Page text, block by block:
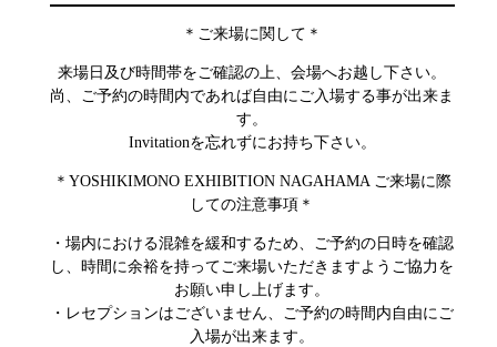
＊ご来場に関して＊
来場日及び時間帯をご確認の上、会場へお越し下さい。
尚、ご予約の時間内であれば自由にご入場する事が出来ま
す。
Invitationを忘れずにお持ち下さい。
＊YOSHIKIMONO EXHIBITION NAGAHAMA ご来場に際
しての注意事項＊
・場内における混雑を緩和するため、ご予約の日時を確認
し、時間に余裕を持ってご来場いただきますようご協力を
お願い申し上げます。
・レセプションはございません、ご予約の時間内自由にご
入場が出来ます。